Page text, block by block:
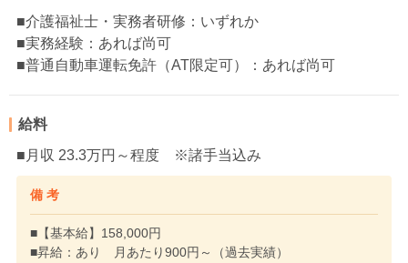
■介護福祉士・実務者研修：いずれか
■実務経験：あれば尚可
■普通自動車運転免許（AT限定可）：あれば尚可
給料
■月収 23.3万円～程度 ※諸手当込み
備 考
■【基本給】158,000円
■昇給：あり 月あたり900円～（過去実績）